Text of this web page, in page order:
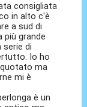
consigliata
in alto c'è
a sud di
più grande
serie di
Io ho
ma
mi è
è un